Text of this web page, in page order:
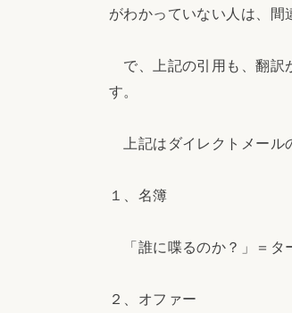
がわかっていない人は、間
で、上記の引用も、翻訳
す。
上記はダイレクトメール
１、名簿
「誰に喋るのか？」＝タ
２、オファー